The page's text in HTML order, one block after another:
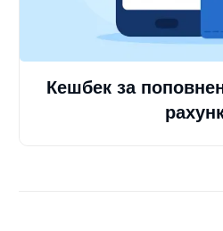
Кешбек за